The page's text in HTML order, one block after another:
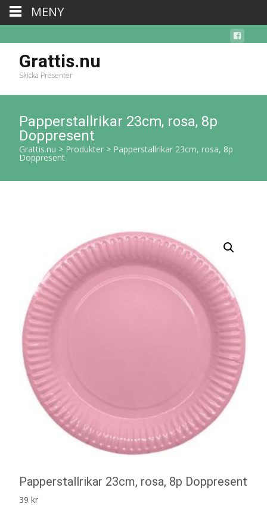
Grattis.nu
Skicka Presenter
Papperstallrikar 23cm, rosa, 8p
Doppresent
Grattis.nu > Produkter > Papperstallrikar 23cm, rosa, 8p
Doppresent
Papperstallrikar 23cm, rosa, 8p Doppresent
39 kr
MENY